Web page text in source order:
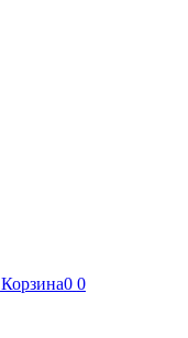
Корзина0 0